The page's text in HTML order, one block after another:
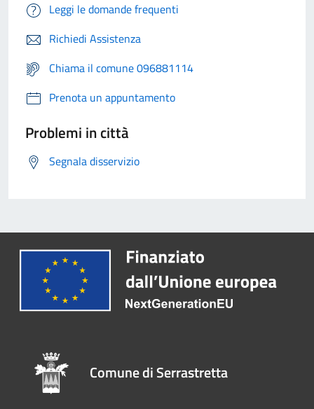
Leggi le domande frequenti
Richiedi Assistenza
Chiama il comune 096881114
Prenota un appuntamento
Problemi in città
Segnala disservizio
Comune di Serrastretta